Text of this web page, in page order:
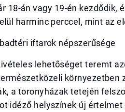
18-án vagy 19-én kezdődik,
harminc perccel, mint az
iftarok népszerűsége
lehetőséget teremt
környezetben
a toronyházak tetején
idéző helyszínek új értelmet